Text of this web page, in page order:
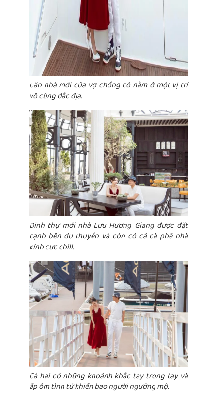
Căn nhà mới của vợ chồng cô nằm ở một vị trí
vô cùng đắc địa.
Dinh thự mới nhà Lưu Hương Giang được đặt
cạnh bến du thuyền và còn có cả cà phê nhà
kính cực chill.
Cả hai có những khoảnh khắc tay trong tay và
ấp ôm tình tứ khiến bao người ngưỡng mộ.